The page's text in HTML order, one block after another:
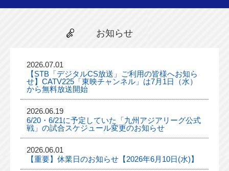
お知らせ
2026.07.01
【STB「デジタルCS放送」ご利用の皆様へお知ら
せ】CATV225「東映チャンネル」は7月1日（水）
から無料放送開始
2026.06.19
6/20・6/21に予定していた「九州アジアリーグ公式
戦」の試合スケジュール変更のお知らせ
2026.06.01
【重要】休業日のお知らせ【2026年6月10日(水)】